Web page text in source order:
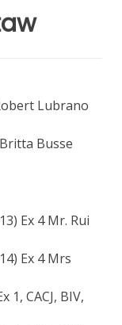
Lubrano
Busse
Ex 4 Mr. Rui
Ex 4 Mrs
1, CACJ, BIV,